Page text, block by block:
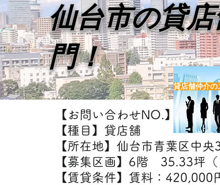
【お問い合わせNO.】H7637
【種目】貸店舗
【所在地】仙台市青葉区中央
【募集区画】6階 35.33坪
【賃貸条件】賃料：
仙台市の貸
門！
貸店舗仲介の